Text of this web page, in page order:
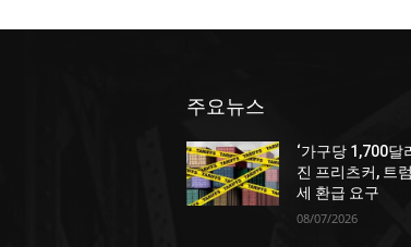
주요뉴스
‘가구당 1,700달
진 프리츠커, 트
세 환급 요구
08/07/2026